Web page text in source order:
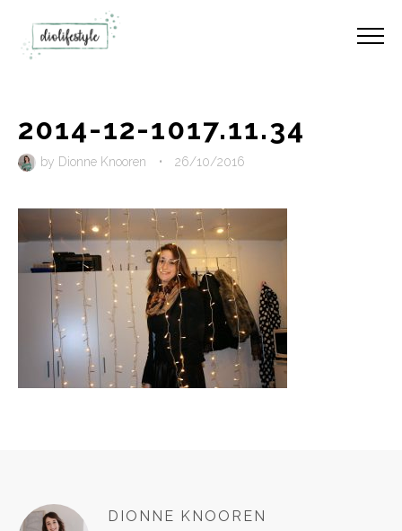
2014-12-1017.11.34
by Dionne Knooren • 26/10/2016
DIONNE KNOOREN